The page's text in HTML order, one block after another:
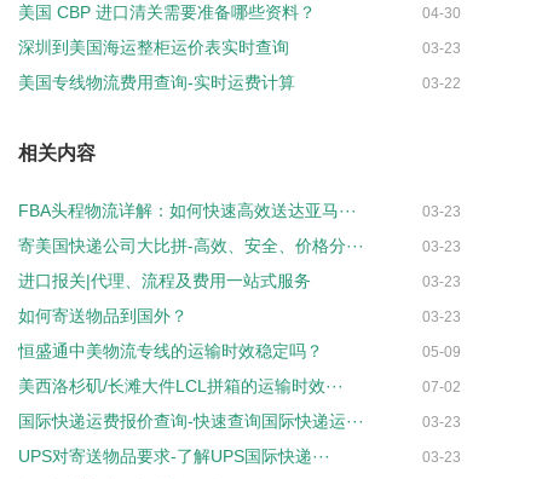
美国 CBP 进口清关需要准备哪些资料？ 04-30
深圳到美国海运整柜运价表实时查询 03-23
美国专线物流费用查询-实时运费计算 03-22
相关内容
FBA头程物流详解：如何快速高效送达亚马··· 03-23
寄美国快递公司大比拼-高效、安全、价格分··· 03-23
进口报关|代理、流程及费用一站式服务 03-23
如何寄送物品到国外？ 03-23
恒盛通中美物流专线的运输时效稳定吗？ 05-09
美西洛杉矶/长滩大件LCL拼箱的运输时效··· 07-02
国际快递运费报价查询-快速查询国际快递运··· 03-23
UPS对寄送物品要求-了解UPS国际快递··· 03-23